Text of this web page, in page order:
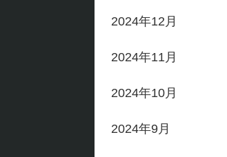
2024年12月
2024年11月
2024年10月
2024年9月